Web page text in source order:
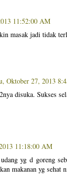
11:52:00 AM
masak jadi tidak
Oktober 27, 2013
disuka. Sukses
11:18:00 AM
yg d goreng
makanan yg sehat